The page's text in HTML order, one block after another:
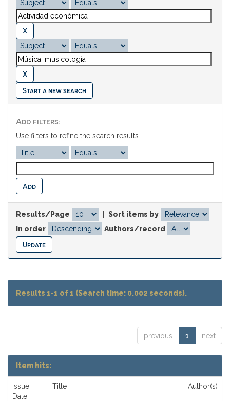
Start a new search
Add filters:
Use filters to refine the search results.
Results/Page
Sort items by
In order
Authors/record
Results 1-1 of 1 (Search time: 0.002 seconds).
previous 1 next
Item hits:
Issue
Date
Title Author(s)